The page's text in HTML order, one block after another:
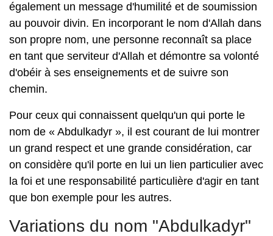
également un message d'humilité et de soumission
au pouvoir divin. En incorporant le nom d'Allah dans
son propre nom, une personne reconnaît sa place
en tant que serviteur d'Allah et démontre sa volonté
d'obéir à ses enseignements et de suivre son
chemin.
Pour ceux qui connaissent quelqu'un qui porte le
nom de « Abdulkadyr », il est courant de lui montrer
un grand respect et une grande considération, car
on considère qu'il porte en lui un lien particulier avec
la foi et une responsabilité particulière d'agir en tant
que bon exemple pour les autres.
Variations du nom "Abdulkadyr"